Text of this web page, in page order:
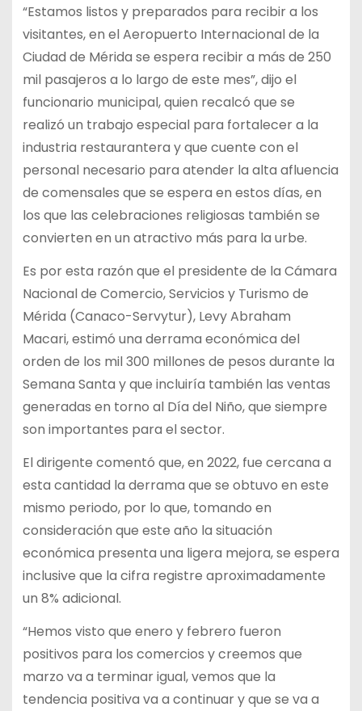
“Estamos listos y preparados para recibir a los
visitantes, en el Aeropuerto Internacional de la
Ciudad de Mérida se espera recibir a más de 250
mil pasajeros a lo largo de este mes”, dijo el
funcionario municipal, quien recalcó que se
realizó un trabajo especial para fortalecer a la
industria restaurantera y que cuente con el
personal necesario para atender la alta afluencia
de comensales que se espera en estos días, en
los que las celebraciones religiosas también se
convierten en un atractivo más para la urbe.
Es por esta razón que el presidente de la Cámara
Nacional de Comercio, Servicios y Turismo de
Mérida (Canaco-Servytur), Levy Abraham
Macari, estimó una derrama económica del
orden de los mil 300 millones de pesos durante la
Semana Santa y que incluiría también las ventas
generadas en torno al Día del Niño, que siempre
son importantes para el sector.
El dirigente comentó que, en 2022, fue cercana a
esta cantidad la derrama que se obtuvo en este
mismo periodo, por lo que, tomando en
consideración que este año la situación
económica presenta una ligera mejora, se espera
inclusive que la cifra registre aproximadamente
un 8% adicional.
“Hemos visto que enero y febrero fueron
positivos para los comercios y creemos que
marzo va a terminar igual, vemos que la
tendencia positiva va a continuar y que se va a